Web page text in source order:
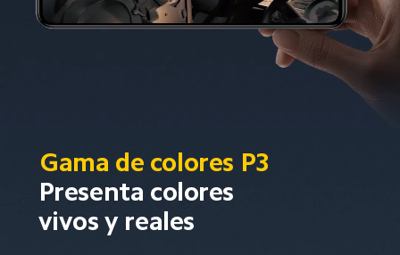
Gama de colores P3
Presenta colores
vivos y reales